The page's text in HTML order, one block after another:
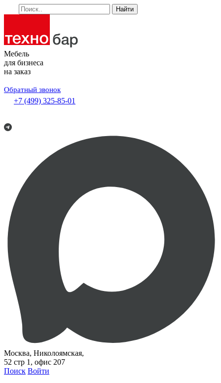
Найти
Мебель
для бизнеса
на заказ
Обратный звонок
+7 (499) 325-85-01
Москва, Николоямская,
52 стр 1, офис 207
Поиск Войти